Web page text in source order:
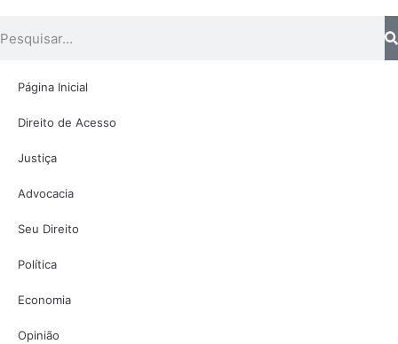
Página Inicial
Direito de Acesso
Justiça
Advocacia
Seu Direito
Política
Economia
Opinião